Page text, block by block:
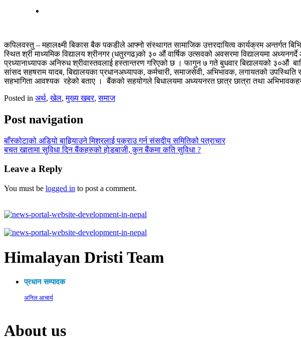
कपिलवस्तु – महालक्ष्मी बिकास बैक पकडीले आफ्नो संस्थागत सामाजिक उत्तरदायित्व कार्यक्रम अन्तर्गत
स्थित श्री माध्यमिक विद्यालय श्रीनगर (धतुरगढ)को ३० औं वार्षिक उत्सवको अवसरमा विद्यालयमा
प्रध्यानाध्यापक अनिरुध श्रीवास्तवलाई हस्तान्तरण गरिएको छ । फागुन ७ गते बुधवार बिद्यालयको ३०औं
सांसद सहषराम यादब, बिद्यालयका प्रधानअध्यापक, कर्मचारी, समाजसेवी, अभिभावक, लगायतको
सहभागिता आवश्यक रहेको बताए । बैंकको सहयोगले बिधालयमा अध्ययनरत छात्र छात्रा तथा
Posted in अर्थ,खेल,मुख्य खबर,समाज
Post navigation
बाँस्कोटाको अडियो बाहिर्‍याउने मिश्रलाई पक्राउ गर्न संसदीय समितिको पत्राचार
बचत खातामा सुविधा दिन बैंकहरुको होडबाजी, कुन बैंकमा कति सुविधा ?
Leave a Reply
You must be logged in to post a comment.
Himalayan Dristi Team
प्रधान सम्पादक
अनिल आचार्य
About us